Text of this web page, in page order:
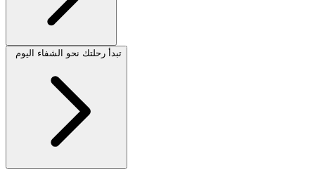
تبدأ رحلتك نحو الشفاء اليوم